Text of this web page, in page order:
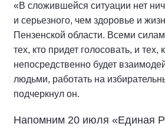
«В сложившейся ситуации нет
и серьезного, чем здоровье и
Пензенской области. Всеми
тех, кто придет голосовать, и тех,
непосредственно будет
людьми, работать на
подчеркнул он.
Напомним 20 июля «Единая